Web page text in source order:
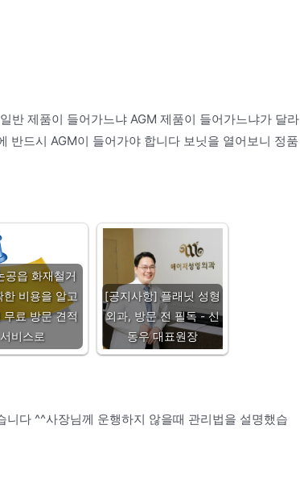
반 제품이 들어가느냐 AGM 제품이 들어가느냐가 달라
반드시 AGM이 들어가야 합니다 보닛을 열어보니 정품
공읍 화재철거
한 비용을 알고
무료 방문 견적
서비스로
[공지사항] 플래닛 성형
외과, 방문 전 필독 - 신
동우 대표원장
다 ^^사장님께 운행하지 않을때 관리법을 설명했습